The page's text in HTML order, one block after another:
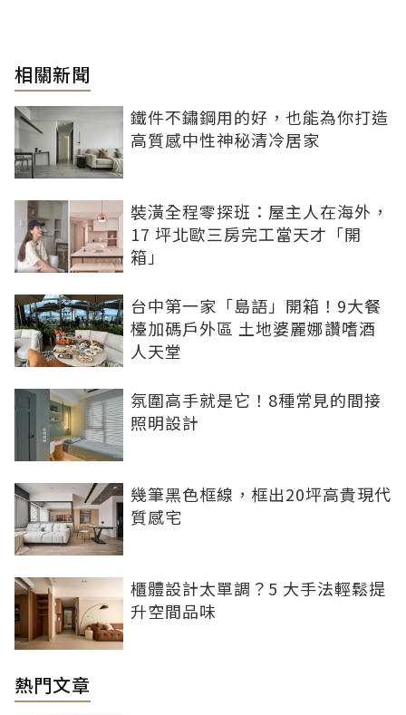
相關新聞
鐵件不鏽鋼用的好，也能為你打造
高質感中性神秘清冷居家
裝潢全程零探班：屋主人在海外，
17 坪北歐三房完工當天才「開
箱」
台中第一家「島語」開箱！9大餐
檯加碼戶外區 土地婆麗娜讚嗜酒
人天堂
氛圍高手就是它！8種常見的間接
照明設計
幾筆黑色框線，框出20坪高貴現代
質感宅
櫃體設計太單調？5 大手法輕鬆提
升空間品味
熱門文章